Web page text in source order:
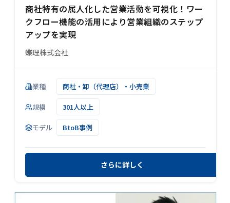
商社特有の属人化した営業活動を可視化！ワー
クフロー機能の活用により営業組織のステップ
アップを実現
蝶理株式会社
業種 商社・卸（代理店）・小売業
規模 301人以上
モデル BtoB事例
さらに詳しく